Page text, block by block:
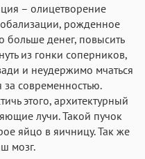
– олицетворение
рожденное
больше денег, повысить
из гонки соперников,
и неудержимо мчаться
за современностью.
этого, архитектурный
лучи. Такой пучок
яйцо в яичницу. Так же
мозг.